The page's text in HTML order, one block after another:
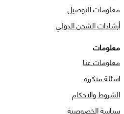
معلومات التوصيل
أرشادات الشحن الدولي
معلومات
معلومات عنا
اسئلة متكرره
الشروط والاحكام
سياسة الخصوصية